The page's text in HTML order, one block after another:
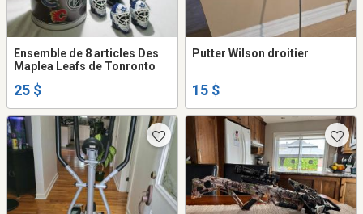
Ensemble de 8 articles Des
Maplea Leafs de Tonronto
25 $
Putter Wilson droitier
15 $